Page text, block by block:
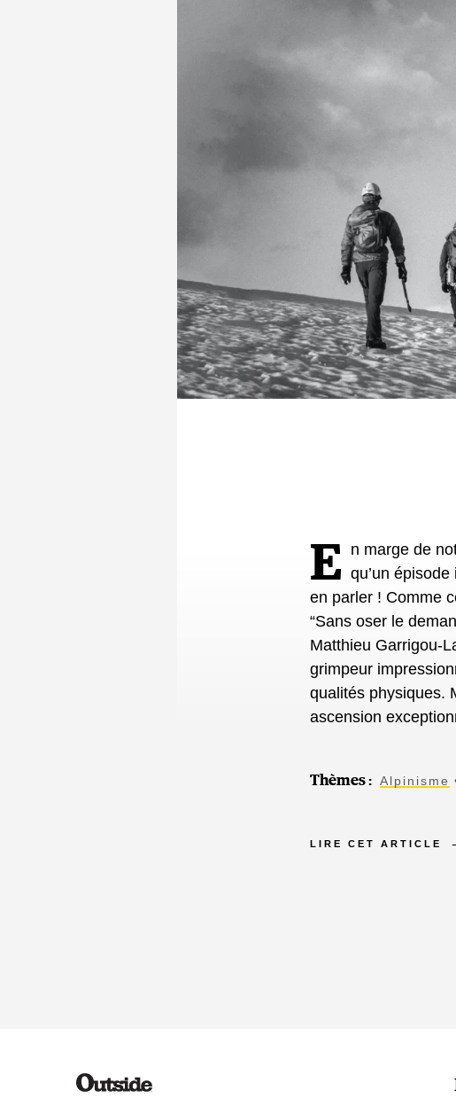
En marge de notre plateforme de podcasts, lancée cette semaine, il arrive qu’un
en parler ! Comme
“Sans oser le
Matthieu Garrigou-
grimpeur
qualités physiques.
ascension
Thèmes : Alpinisme
LIRE CET ARTICLE